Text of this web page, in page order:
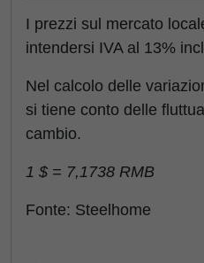
I prezzi sul mercato
intendersi IVA al 13%
Nel calcolo delle
si tiene conto delle
cambio.
1 $ = 7,1738 RMB
Fonte: Steelhome